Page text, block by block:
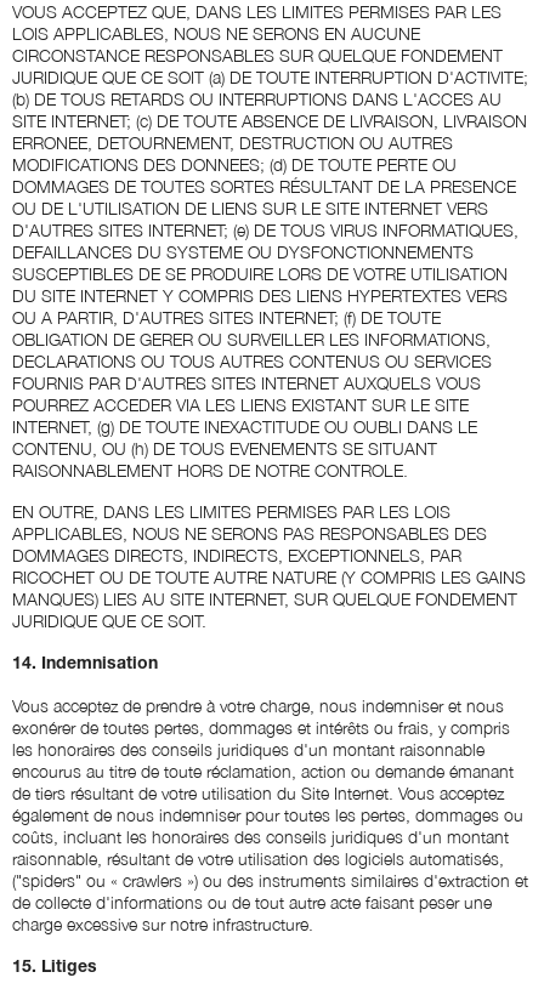
VOUS ACCEPTEZ QUE, DANS LES LIMITES PERMISES PAR LES
LOIS APPLICABLES, NOUS NE SERONS EN AUCUNE
CIRCONSTANCE RESPONSABLES SUR QUELQUE FONDEMENT
JURIDIQUE QUE CE SOIT (a) DE TOUTE INTERRUPTION D'ACTIVITE;
(b) DE TOUS RETARDS OU INTERRUPTIONS DANS L'ACCES AU
SITE INTERNET; (c) DE TOUTE ABSENCE DE LIVRAISON, LIVRAISON
ERRONEE, DETOURNEMENT, DESTRUCTION OU AUTRES
MODIFICATIONS DES DONNEES; (d) DE TOUTE PERTE OU
DOMMAGES DE TOUTES SORTES RÉSULTANT DE LA PRESENCE
OU DE L'UTILISATION DE LIENS SUR LE SITE INTERNET VERS
D'AUTRES SITES INTERNET; (e) DE TOUS VIRUS INFORMATIQUES,
DEFAILLANCES DU SYSTEME OU DYSFONCTIONNEMENTS
SUSCEPTIBLES DE SE PRODUIRE LORS DE VOTRE UTILISATION
DU SITE INTERNET Y COMPRIS DES LIENS HYPERTEXTES VERS
OU A PARTIR, D'AUTRES SITES INTERNET; (f) DE TOUTE
OBLIGATION DE GERER OU SURVEILLER LES INFORMATIONS,
DECLARATIONS OU TOUS AUTRES CONTENUS OU SERVICES
FOURNIS PAR D'AUTRES SITES INTERNET AUXQUELS VOUS
POURREZ ACCEDER VIA LES LIENS EXISTANT SUR LE SITE
INTERNET, (g) DE TOUTE INEXACTITUDE OU OUBLI DANS LE
CONTENU, OU (h) DE TOUS EVENEMENTS SE SITUANT
RAISONNABLEMENT HORS DE NOTRE CONTROLE.
EN OUTRE, DANS LES LIMITES PERMISES PAR LES LOIS
APPLICABLES, NOUS NE SERONS PAS RESPONSABLES DES
DOMMAGES DIRECTS, INDIRECTS, EXCEPTIONNELS, PAR
RICOCHET OU DE TOUTE AUTRE NATURE (Y COMPRIS LES GAINS
MANQUES) LIES AU SITE INTERNET, SUR QUELQUE FONDEMENT
JURIDIQUE QUE CE SOIT.
14. Indemnisation
Vous acceptez de prendre à votre charge, nous indemniser et nous
exonérer de toutes pertes, dommages et intérêts ou frais, y compris
les honoraires des conseils juridiques d'un montant raisonnable
encourus au titre de toute réclamation, action ou demande émanant
de tiers résultant de votre utilisation du Site Internet. Vous acceptez
également de nous indemniser pour toutes les pertes, dommages ou
coûts, incluant les honoraires des conseils juridiques d'un montant
raisonnable, résultant de votre utilisation des logiciels automatisés,
("spiders" ou « crawlers ») ou des instruments similaires d'extraction et
de collecte d'informations ou de tout autre acte faisant peser une
charge excessive sur notre infrastructure.
15. Litiges